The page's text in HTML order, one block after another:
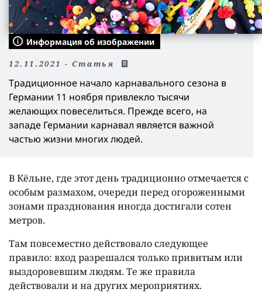
Информация об изображении
12.11.2021 - Статья
Традиционное начало карнавального сезона в
Германии 11 ноября привлекло тысячи
желающих повеселиться. Прежде всего, на
западе Германии карнавал является важной
частью жизни многих людей.
В Кёльне, где этот день традиционно отмечается с
особым размахом, очереди перед огороженными
зонами празднования иногда достигали сотен
метров.
Там повсеместно действовало следующее
правило: вход разрешался только привитым или
выздоровевшим людям. Те же правила
действовали и на других мероприятиях.